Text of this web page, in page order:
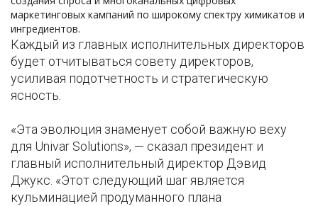
маркетинговых кампаний по широкому спектру химикатов и
ингредиентов.
Каждый из главных исполнительных директоров
будет отчитываться совету директоров,
усиливая подотчетность и стратегическую
ясность.
«Эта эволюция знаменует собой важную веху
для Univar Solutions», — сказал президент и
главный исполнительный директор Дэвид
Джукс. «Этот следующий шаг является
кульминацией продуманного плана